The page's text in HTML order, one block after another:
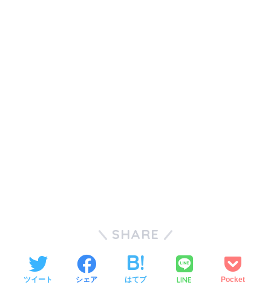
SHARE
ツイート シェア はてブ LINE Pocket